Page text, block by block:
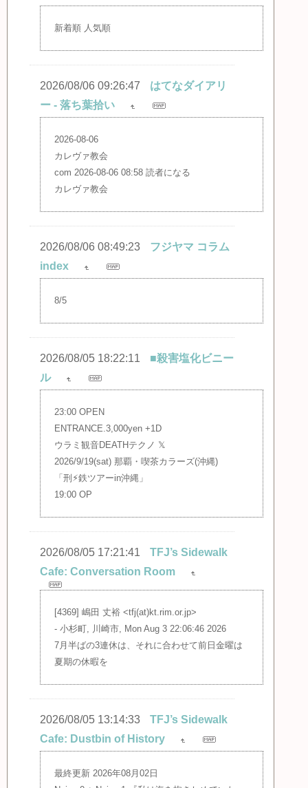
新着順 人気順
2026/08/06 09:26:47
はてなダイアリ
ー - 落ち葉拾い
2026-08-06
カレヴァ教会
com 2026-08-06 08:58 読者になる
カレヴァ教会
2026/08/06 08:49:23
フジヤマ コラム
index
8/5
2026/08/05 18:22:11
■殺害塩化ビニー
ル
23:00 OPEN
ENTRANCE.3,000yen +1D
ウラミ観音DEATHテクノ 𝕏
2026/9/19(sat) 那覇・喫茶カラーズ(沖縄)
「刑⚡︎鉄ツアーin沖縄」
19:00 OP
2026/08/05 17:21:41
TFJ’s Sidewalk
Cafe: Conversation Room
[4369] 嶋田 丈裕 <tfj(at)kt.rim.or.jp>
- 小杉町, 川崎市, Mon Aug 3 22:06:46 2026
7月半ばの3連休は、それに合わせて前日金曜は
夏期の休暇を
2026/08/05 13:14:33
TFJ’s Sidewalk
Cafe: Dustbin of History
最終更新 2026年08月02日